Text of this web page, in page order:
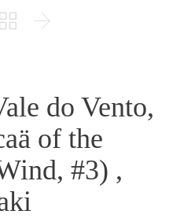
 
do Vento,
of the
#3) ,